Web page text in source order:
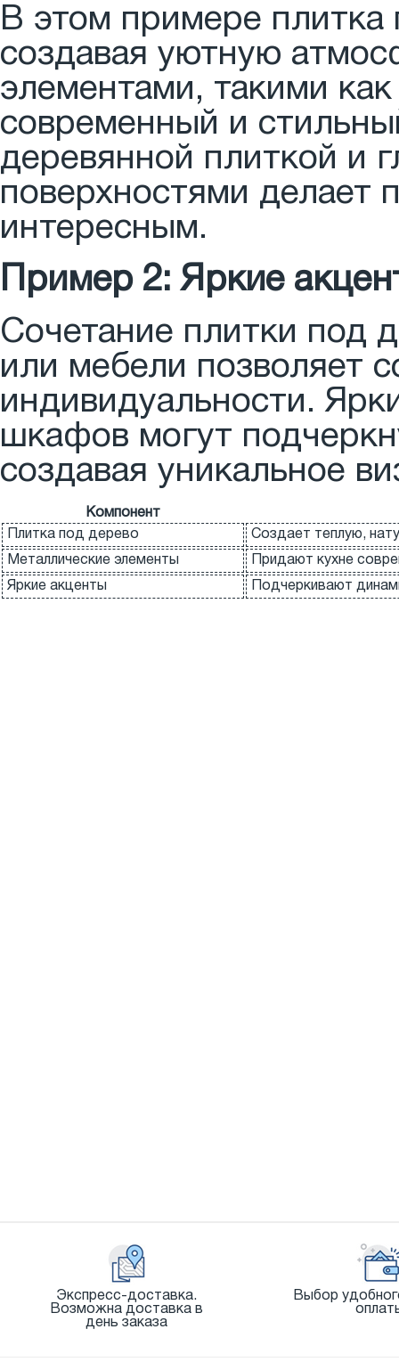
В этом примере плитка
создавая уютную
элементами, такими
современный и
деревянной плиткой и
поверхностями делает
интересным.
Пример 2: Яркие
Сочетание плитки под
или мебели позволяет
индивидуальности.
шкафов могут
создавая уникальное
Компонент
Плитка под дерево
Создает теплую,
Металлические элементы Придают кухне
Яркие акценты Подчеркивают
Экспресс-доставка.
Возможна доставка в
день заказа
Выбор